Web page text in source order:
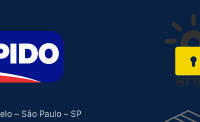
– São Paulo – SP